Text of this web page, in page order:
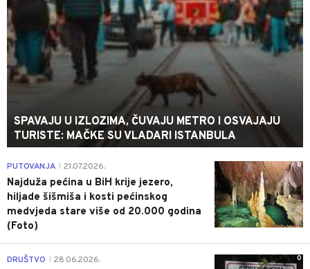
SPAVAJU U IZLOZIMA, ČUVAJU METRO I OSVAJAJU
TURISTE: MAČKE SU VLADARI ISTANBULA
0
PUTOVANJA 21.07.2026.
Najduža pećina u BiH krije jezero,
hiljade šišmiša i kosti pećinskog
medvjeda stare više od 20.000 godina
(Foto)
0
DRUŠTVO 28.06.2026.